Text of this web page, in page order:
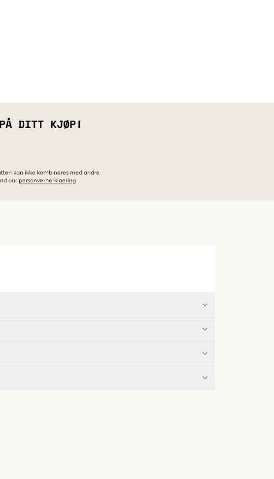
DITT KJØP!
kan ikke kombineres med andre
our personvernerklaering